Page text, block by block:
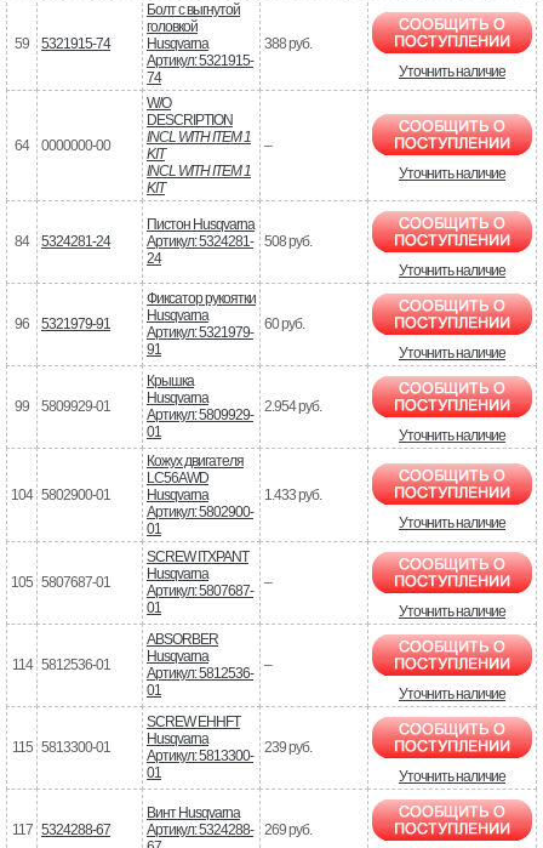
59 5321915-74
Болт с выгнутой
головкой
Husqvarna
Артикул: 5321915-
74
388 руб.
Уточнить наличие
64 0000000-00
W/O
DESCRIPTION
INCL WITH ITEM 1
KIT
INCL WITH ITEM 1
KIT
–
Уточнить наличие
84 5324281-24
Пистон Husqvarna
Артикул: 5324281-
24
508 руб.
Уточнить наличие
96 5321979-91
Фиксатор рукоятки
Husqvarna
Артикул: 5321979-
91
60 руб.
Уточнить наличие
99 5809929-01
Крышка
Husqvarna
Артикул: 5809929-
01
2.954 руб.
Уточнить наличие
104 5802900-01
Кожух двигателя
LC56AWD
Husqvarna
Артикул: 5802900-
01
1.433 руб.
Уточнить наличие
105 5807687-01
SCREW ITXPANT
Husqvarna
Артикул: 5807687-
01
–
Уточнить наличие
114 5812536-01
ABSORBER
Husqvarna
Артикул: 5812536-
01
–
Уточнить наличие
115 5813300-01
SCREW EHHFT
Husqvarna
Артикул: 5813300-
01
239 руб.
Уточнить наличие
117 5324288-67
Винт Husqvarna
Артикул: 5324288-
269 руб.